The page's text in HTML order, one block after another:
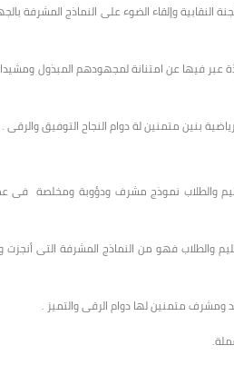
النقابية وإلقاء الضوء على النماذج المشرفة
فيها عن امتنانة لمجهودهم المبذول
بنين متمنين لة دوام النجاح التوفيق والرقى .
والطلاب نموذج مشرف ودؤوبة ومخلصة فى
فهو من النماذج المشرفة التى أنجزت
ومشرف متمنين لها دوام الرقى والتميز .